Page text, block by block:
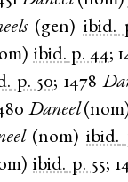
(gen) ibid.
) ibid. p. 44;
p. 50; 1478
Daneel(nom
(nom)ibid.
)ibid. p. 55;